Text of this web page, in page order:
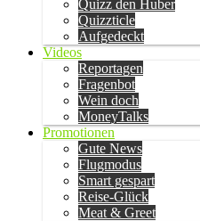
Quizz den Huber
Quizzticle
Aufgedeckt
Videos
Reportagen
Fragenbot
Wein doch
MoneyTalks
Promotionen
Gute News
Flugmodus
Smart gespart
Reise-Glück
Meat & Greet